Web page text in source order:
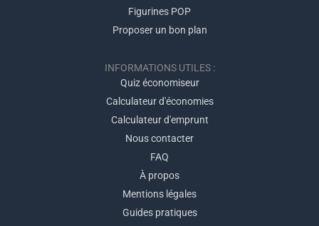
Figurines POP
Proposer un bon plan
INFORMATIONS UTILES :
Quiz économiseur
Calculateur d'économies
Calculateur d'emprunt
Nous contacter
FAQ
À propos
Mentions légales
Guides pratiques